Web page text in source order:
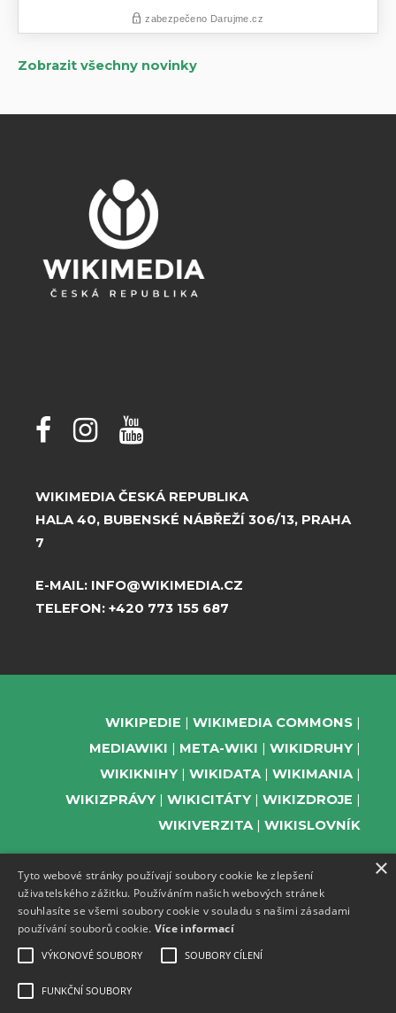
Zobrazit všechny novinky
WIKIMEDIA ČESKÁ REPUBLIKA
HALA 40, BUBENSKÉ NÁBŘEŽÍ 306/13, PRAHA
7
E-MAIL: INFO@WIKIMEDIA.CZ
TELEFON: +420 773 155 687
WIKIPEDIE
WIKIMEDIA COMMONS
MEDIAWIKI
META-WIKI
WIKIDRUHY
WIKIKNIHY
WIKIDATA
WIKIMANIA
WIKIZPRÁVY
WIKICITÁTY
WIKIZDROJE
WIKIVERZITA
WIKISLOVNÍK
PODPOŘTE NÁS
ODEBÍREJTE NEWSLETTER
TELEGRAM UDÁLOSTÍ WMČR
×
Tyto webové stránky používají soubory cookie ke zlepšení
uživatelského zážitku. Používáním našich webových stránek
souhlasíte se všemi soubory cookie v souladu s našimi zásadami
používání souborů cookie. Více informací
VÝKONOVÉ SOUBORY SOUBORY CÍLENÍ
FUNKČNÍ SOUBORY